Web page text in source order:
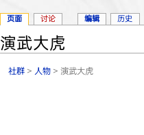
演武大虎
社群 > 人物 > 演武大虎
页面 讨论 编辑 历史